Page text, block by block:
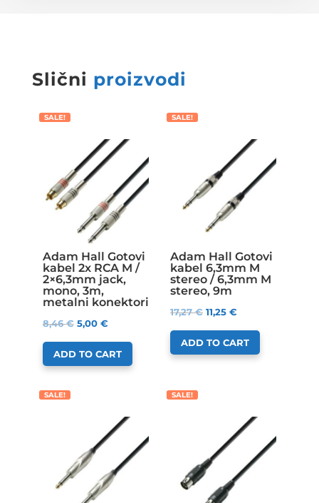
Slični proizvodi
SALE!
Adam Hall Gotovi
kabel 2x RCA M /
2×6,3mm jack,
mono, 3m,
metalni konektori
8,46€ 5,00 €
ADD TO CART
SALE!
Adam Hall Gotovi
kabel 6,3mm M
stereo / 6,3mm M
stereo, 9m
17,27€ 11,25 €
ADD TO CART
SALE! SALE!